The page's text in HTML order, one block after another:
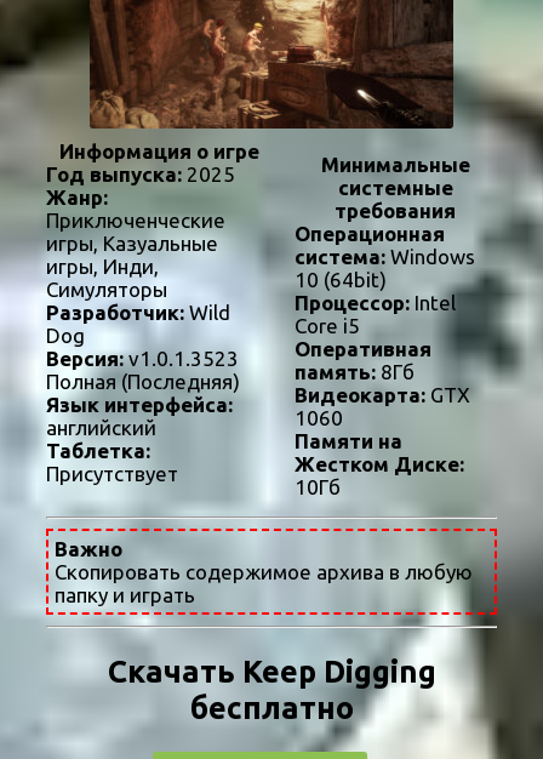
Информация о игре
Год выпуска: 2025
Жанр:
Приключенческие
игры, Казуальные
игры, Инди,
Симуляторы
Разработчик: Wild
Dog
Версия:v1.0.1.3523
Полная (Последняя)
Язык интерфейса:
английский
Таблетка:
Присутствует
Минимальные
системные
требования
Операционная
система:Windows
10 (64bit)
Процессор:Intel
Core i5
Оперативная
память:8Гб
Видеокарта:GTX
1060
Памяти на
Жестком Диске:
10Гб
Важно
Скопировать содержимое архива в любую
папку и играть
Скачать Keep Digging
бесплатно